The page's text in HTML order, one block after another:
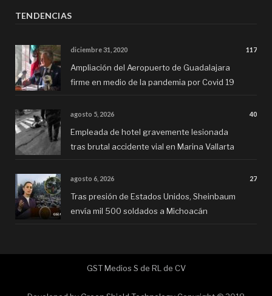
TENDENCIAS
diciembre 31, 2020 117
Ampliación del Aeropuerto de Guadalajara
firme en medio de la pandemia por Covid 19
agosto 5, 2026 40
Empleada de hotel gravemente lesionada
tras brutal accidente vial en Marina Vallarta
agosto 6, 2026 27
Tras presión de Estados Unidos, Sheinbaum
envía mil 500 soldados a Michoacán
GST Medios S de RL de CV